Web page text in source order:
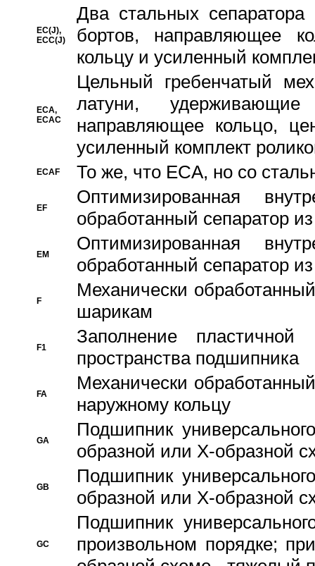
EC(J),
ECC(J)
Два стальных сепаратора
бортов, направляющее
кольцу и усиленный
ECA,
ECAC
Цельный гребенчатый
латуни,
направляющее кольцо,
усиленный комплект
ECAF То же, что ECA, но со
EF
Оптимизированная
обработанный сепаратор
EM
Оптимизированная
обработанный сепаратор
F
Механически
шарикам
F1
Заполнение
пространства подшипника
FA
Механически
наружному кольцу
GA
Подшипник
образной или Х-образной
GB
Подшипник
образной или Х-образной
GC
Подшипник
произвольном порядке;